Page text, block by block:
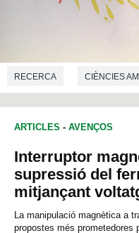
RECERCA CIÈNCIES
ARTICLES - AVENÇOS
Interruptor
supressió del
mitjançant
La manipulació magnètica a
propostes més prometedores